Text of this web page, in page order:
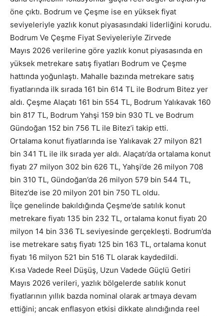
öne çıktı. Bodrum ve Çeşme ise en yüksek fiyat
seviyeleriyle yazlık konut piyasasındaki liderliğini korudu.
Bodrum Ve Çeşme Fiyat Seviyeleriyle Zirvede
Mayıs 2026 verilerine göre yazlık konut piyasasında en
yüksek metrekare satış fiyatları Bodrum ve Çeşme
hattında yoğunlaştı. Mahalle bazında metrekare satış
fiyatlarında ilk sırada 161 bin 614 TL ile Bodrum Bitez yer
aldı. Çeşme Alaçatı 161 bin 554 TL, Bodrum Yalıkavak 160
bin 817 TL, Bodrum Yahşi 159 bin 930 TL ve Bodrum
Gündoğan 152 bin 756 TL ile Bitez’i takip etti.
Ortalama konut fiyatlarında ise Yalıkavak 27 milyon 821
bin 341 TL ile ilk sırada yer aldı. Alaçatı’da ortalama konut
fiyatı 27 milyon 302 bin 626 TL, Yahşi’de 26 milyon 708
bin 310 TL, Gündoğan’da 26 milyon 579 bin 544 TL,
Bitez’de ise 20 milyon 201 bin 750 TL oldu.
İlçe genelinde bakıldığında Çeşme’de satılık konut
metrekare fiyatı 135 bin 232 TL, ortalama konut fiyatı 20
milyon 14 bin 336 TL seviyesinde gerçekleşti. Bodrum’da
ise metrekare satış fiyatı 125 bin 163 TL, ortalama konut
fiyatı 16 milyon 521 bin 516 TL olarak kaydedildi.
Kısa Vadede Reel Düşüş, Uzun Vadede Güçlü Getiri
Mayıs 2026 verileri, yazlık bölgelerde satılık konut
fiyatlarının yıllık bazda nominal olarak artmaya devam
ettiğini; ancak enflasyon etkisi dikkate alındığında reel